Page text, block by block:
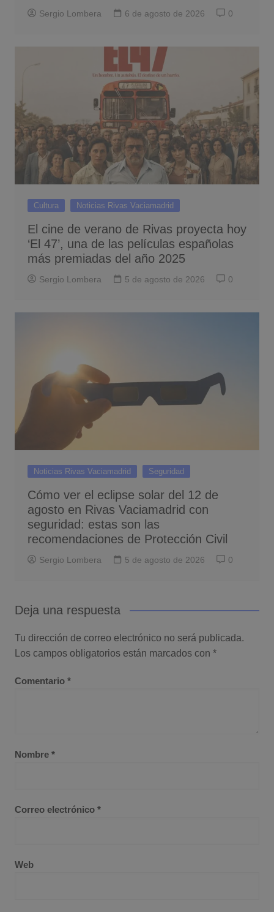
Sergio Lombera 6 de agosto de 2026 0
Cultura Noticias Rivas Vaciamadrid
El cine de verano de Rivas proyecta hoy
‘El 47’, una de las películas españolas
más premiadas del año 2025
Sergio Lombera 5 de agosto de 2026 0
Noticias Rivas Vaciamadrid Seguridad
Cómo ver el eclipse solar del 12 de
agosto en Rivas Vaciamadrid con
seguridad: estas son las
recomendaciones de Protección Civil
Sergio Lombera 5 de agosto de 2026 0
Deja una respuesta
Tu dirección de correo electrónico no será publicada.
Los campos obligatorios están marcados con *
Comentario *
Nombre *
Correo electrónico *
Web